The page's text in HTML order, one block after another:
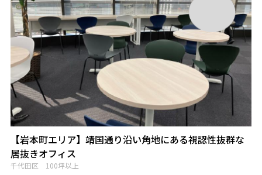
【岩本町エリア】靖国通り沿い角地にある視認性抜群な
居抜きオフィス
千代田区 100坪以上